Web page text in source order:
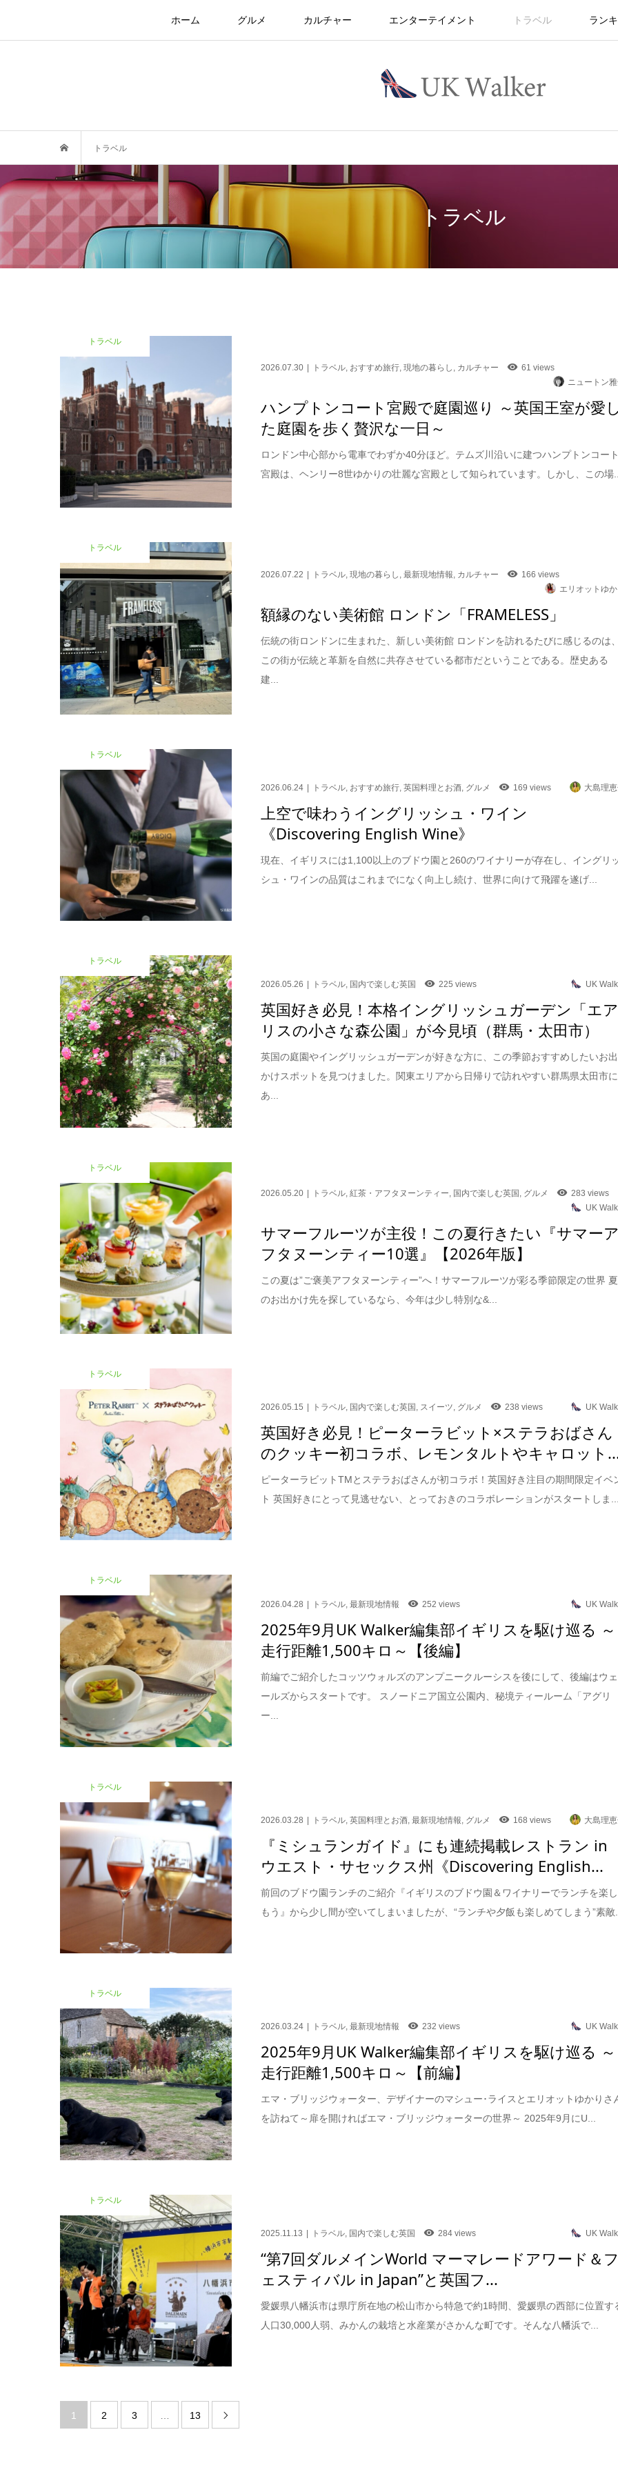
ホーム グルメ カルチャー エンターテイメント トラベル ラン
トラベル
トラベル
トラベル
2026.07.30 トラベル おすすめ旅行 ,現地の暮らし カルチャー
61 views
ニュートン
ハンプトンコート宮殿で庭園巡り ～英国王室が愛し
た庭園を歩く贅沢な一日～
ロンドン中心部から電車でわずか40分ほど。テムズ川沿いに建つハンプトンコート
宮殿は、ヘンリー8世ゆかりの壮麗な宮殿として知られています。しかし、この場...
トラベル
2026.07.22 トラベル,現地の暮らし ,最新現地情報, カルチャー
166 views
エリオットゆか
額縁のない美術館 ロンドン「FRAMELESS」
伝統の街ロンドンに生まれた、新しい美術館 ロンドンを訪れるたびに感じるのは、
この街が伝統と革新を自然に共存させている都市だということである。歴史ある
建...
トラベル
2026.06.24 トラベル, おすすめ旅行,英国料理とお酒, グルメ 169 views 大島理
上空で味わうイングリッシュ・ワイン
《Discovering English Wine》
現在、イギリスには1,100以上のブドウ園と260のワイナリーが存在し、イングリ
シュ・ワインの品質はこれまでになく向上し続け、世界に向けて飛躍を遂げ...
トラベル
2026.05.26 トラベル, 国内で楽しむ英国 225 views UK
英国好き必見！本格イングリッシュガーデン「エア
リスの小さな森公園」が今見頃（群馬・太田市）
英国の庭園やイングリッシュガーデンが好きな方に、この季節おすすめしたいお出
かけスポットを見つけました。関東エリアから日帰りで訪れやすい群馬県太田市に
あ...
トラベル
2026.05.20 トラベル,紅茶・アフタヌーンティー, 国内で楽しむ英国 , グルメ
283 views
UK
サマーフルーツが主役！この夏行きたい『サマーア
フタヌーンティー10選』【2026年版】
この夏は”ご褒美アフタヌーンティー”へ！サマーフルーツが彩る季節限定の世界 夏
のお出かけ先を探しているなら、今年は少し特別な&...
トラベル
2026.05.15 トラベル, 国内で楽しむ英国 , スイーツ, グルメ 238 views UK
英国好き必見！ピーターラビット×ステラおばさん
のクッキー初コラボ、レモンタルトやキャロット
ピーターラビットTMとステラおばさんが初コラボ！英国好き注目の期間限定イベ
ト 英国好きにとって見逃せない、とっておきのコラボレーションがスタートしま...
トラベル
2026.04.28 トラベル ,最新現地情報 252 views UK
2025年9月UK Walker編集部イギリスを駆け巡る ～
走行距離1,500キロ～【後編】
前編でご紹介したコッツウォルズのアンプニークルーシスを後にして、後編はウェ
ールズからスタートです。 スノードニア国立公園内、秘境ティールーム「アグリ
ー...
トラベル
2026.03.28 トラベル,英国料理とお酒,最新現地情報, グルメ 168 views 大島理
『ミシュランガイド』にも連続掲載レストラン in
ウエスト・サセックス州《Discovering English...
前回のブドウ園ランチのご紹介『イギリスのブドウ園＆ワイナリーでランチを楽し
もう』から少し間が空いてしまいましたが、“ランチや夕飯も楽しめてしまう”素敵...
トラベル
2026.03.24 トラベル,最新現地情報 232 views UK
2025年9月UK Walker編集部イギリスを駆け巡る ～
走行距離1,500キロ～【前編】
エマ・ブリッジウォーター、デザイナーのマシュー･ライスとエリオットゆかりさ
を訪ねて～扉を開ければエマ・ブリッジウォーターの世界～ 2025年9月にU...
トラベル
2025.11.13 トラベル 国内で楽しむ英国 284 views UK
“第7回ダルメインWorld マーマレードアワード＆フ
ェスティバル in Japan”と英国フ...
愛媛県八幡浜市は県庁所在地の松山市から特急で約1時間、愛媛県の西部に位置す
人口30,000人弱、みかんの栽培と水産業がさかんな町です。そんな八幡浜で...
1 2 3 13 